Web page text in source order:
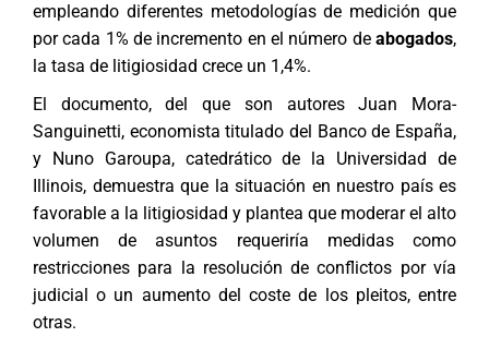
empleando diferentes metodologías de medición que
por cada 1% de incremento en el número de abogados,
la tasa de litigiosidad crece un 1,4%.
El documento, del que son autores Juan Mora-
Sanguinetti, economista titulado del Banco de España,
y Nuno Garoupa, catedrático de la Universidad de
Illinois, demuestra que la situación en nuestro país es
favorable a la litigiosidad y plantea que moderar el alto
volumen de asuntos requeriría medidas como
restricciones para la resolución de conflictos por vía
judicial o un aumento del coste de los pleitos, entre
otras.